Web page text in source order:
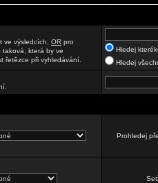
ve výsledcích, OR pro
taková, která by ve
řetězce při vyhledávání.
Hledej
Hledej
Prohledej